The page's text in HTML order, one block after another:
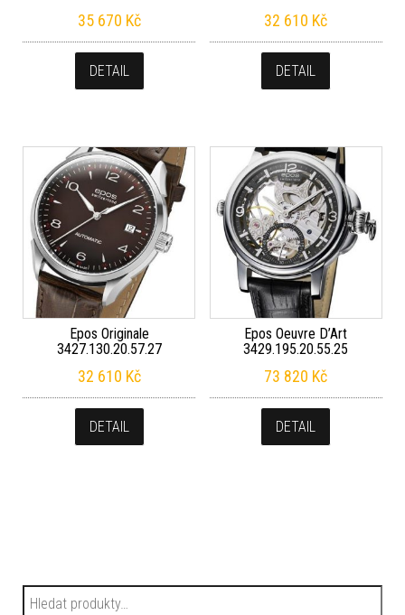
35 670 Kč
DETAIL
32 610 Kč
DETAIL
Epos Originale
3427.130.20.57.27
32 610 Kč
DETAIL
Epos Oeuvre D’Art
3429.195.20.55.25
73 820 Kč
DETAIL
Hledat: